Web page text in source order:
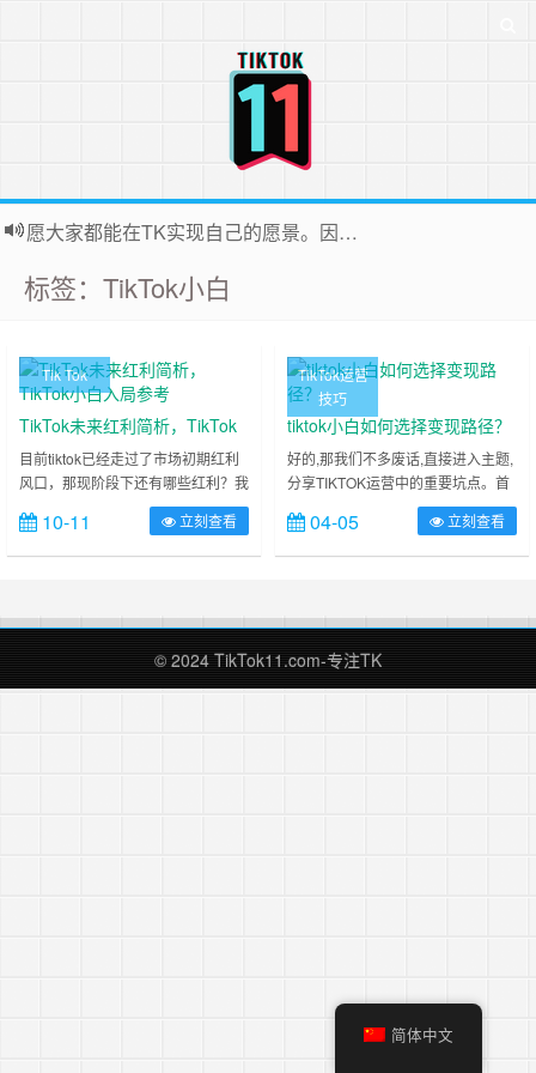
愿大家都能在TK实现自己的愿景。因为站长平时很忙，后台联系投稿无法全部回复，十分抱歉
标签：TikTok小白
Tik Tok
TikTok未来红利简析，TikTok
小白入局参考
目前tiktok已经走过了市场初期红利
风口，那现阶段下还有哪些红利？我
算是做tiktok比较早的，同时期还活
着的机构寥寥无几了，包括做 TK 卖
货的商家也几乎倒了 90%以上了。
能帮助到观望或正在做 TikTok 的朋
友们。两年前，TikTok 还处于最初
期，平台给的政策和支持还都比……
10-11 立刻查看
TikTok运营
技巧
tiktok小白如何选择变现路径？
好的,那我们不多废话,直接进入主题,
分享TIKTOK运营中的重要坑点。首
要的坑点是选择错误的变现路径,这
是我们最需要警惕和重视的问题。什
么叫选错变现路径?首先说你有没有
中了TikTok大流量吗?他说是的,我又
问那你想怎么变现?他却说还没想好,
先进入再说。就这样糊里糊涂的
04-05 立刻查看
© 2024 TikTok11.com-专注TK
简体中文